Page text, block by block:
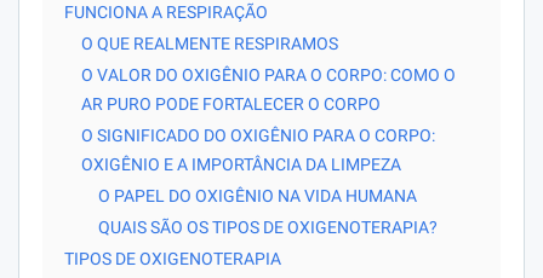
FUNCIONA A RESPIRAÇÃO
O QUE REALMENTE RESPIRAMOS
O VALOR DO OXIGÊNIO PARA O CORPO: COMO O
AR PURO PODE FORTALECER O CORPO
O SIGNIFICADO DO OXIGÊNIO PARA O CORPO:
OXIGÊNIO E A IMPORTÂNCIA DA LIMPEZA
O PAPEL DO OXIGÊNIO NA VIDA HUMANA
QUAIS SÃO OS TIPOS DE OXIGENOTERAPIA?
TIPOS DE OXIGENOTERAPIA